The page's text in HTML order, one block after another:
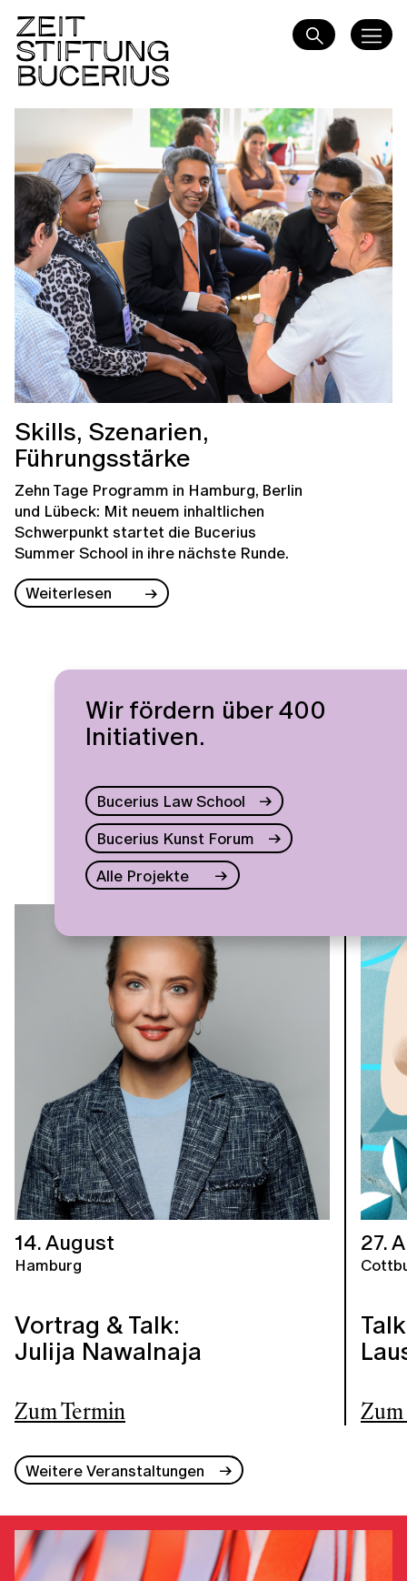
Skills, Szenarien,
Führungsstärke
Zehn Tage Programm in Hamburg, Berlin
und Lübeck: Mit neuem inhaltlichen
Schwerpunkt startet die Bucerius
Summer School in ihre nächste Runde.
Weiterlesen
Wir fördern über 400
Initiativen.
Bucerius Law School
Bucerius Kunst Forum
Alle Projekte
14. August
Hamburg
Vortrag & Talk:
Julija Nawalnaja
Zum Termin
27.
Zum
Weitere Veranstaltungen